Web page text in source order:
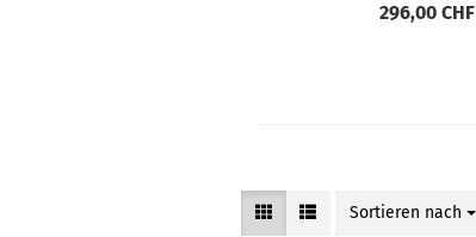
296,00 CHF
Sortieren nach
Sortieren nach